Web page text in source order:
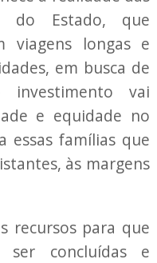
do Estado, que
viagens longas e
em busca de
investimento vai
e equidade no
essas famílias que
às margens
recursos para que
ser concluídas e